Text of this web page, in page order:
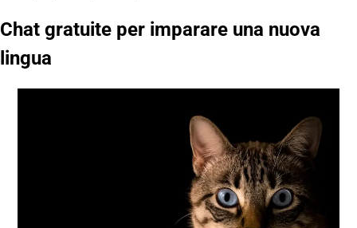
Chat gratuite per imparare una nuova
lingua